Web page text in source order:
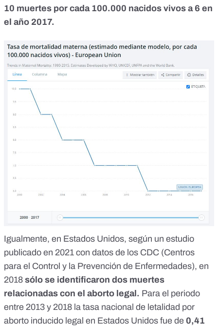
10 muertes por cada 100.000 nacidos vivos a 6 en
el año 2017.
Igualmente, en Estados Unidos, según un estudio
publicado en 2021 con datos de los CDC (Centros
para el Control y la Prevención de Enfermedades), en
2018 sólo se identificaron dos muertes
relacionadas con el aborto legal. Para el periodo
entre 2013 y 2018 la tasa nacional de letalidad por
aborto inducido legal en Estados Unidos fue de 0,41